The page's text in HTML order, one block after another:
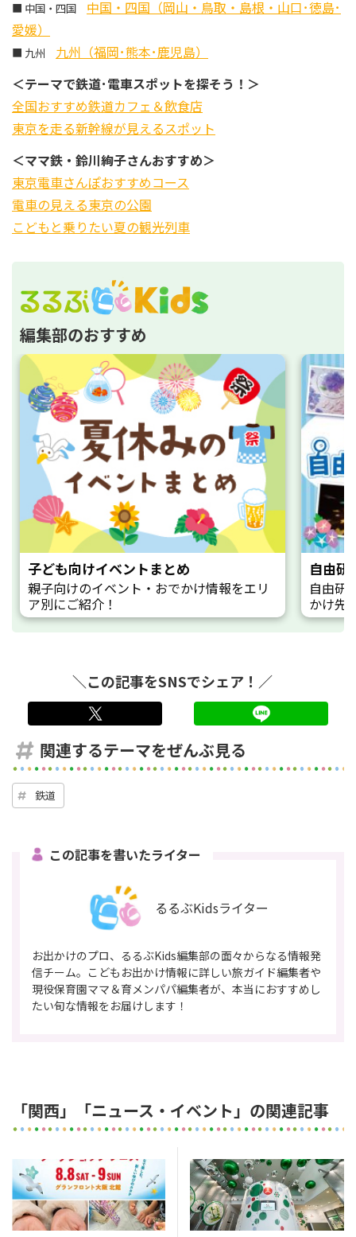
■ 中国・四国 中国・四国（岡山・鳥取・島根・山口･徳島･
愛媛）
■ 九州 九州（福岡･熊本･鹿児島）
＜テーマで鉄道･電車スポットを探そう！＞
全国おすすめ鉄道カフェ＆飲食店
東京を走る新幹線が見えるスポット
＜ママ鉄・鈴川絢子さんおすすめ＞
東京電車さんぽおすすめコース
電車の見える東京の公園
こどもと乗りたい夏の観光列車
編集部のおすすめ
子ども向けイベントまとめ
親子向けのイベント・おでかけ情報をエリ
ア別にご紹介！
自由研
自由研
かけ先
＼この記事をSNSでシェア！／
関連するテーマをぜんぶ見る
鉄道
この記事を書いたライター
るるぶKidsライター
お出かけのプロ、るるぶKids編集部の面々からなる情報発
信チーム。こどもお出かけ情報に詳しい旅ガイド編集者や
現役保育園ママ＆育メンパパ編集者が、本当におすすめし
たい旬な情報をお届けします！
「関西」「ニュース・イベント」の関連記事